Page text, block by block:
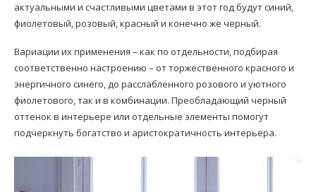
актуальными и счастливыми цветами в этот год будут синий,
фиолетовый, розовый, красный и конечно же черный.
Вариации их применения – как по отдельности, подбирая
соответственно настроению – от торжественного красного и
энергичного синего, до расслабленного розового и уютного
фиолетового, так и в комбинации. Преобладающий черный
оттенок в интерьере или отдельные элементы помогут
подчеркнуть богатство и аристократичность интерьера.